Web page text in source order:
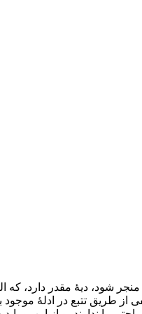
شود، دیۀ مقدر دارد، که
طریق تتبع در ادلۀ موجود